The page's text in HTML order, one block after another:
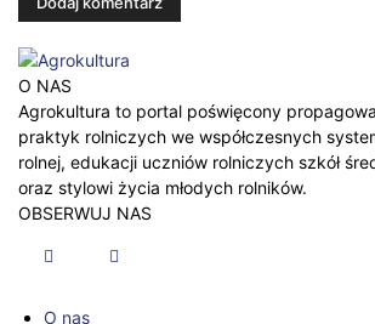
O NAS
Agrokultura to portal poświęcony
praktyk rolniczych we współczesnych
rolnej, edukacji uczniów rolniczych szkół
oraz stylowi życia młodych rolników.
OBSERWUJ NAS
O nas